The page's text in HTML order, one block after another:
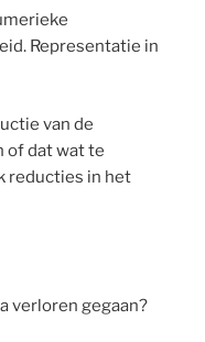
Representatie in
van de
of dat wat te
reducties in het
verloren gegaan?